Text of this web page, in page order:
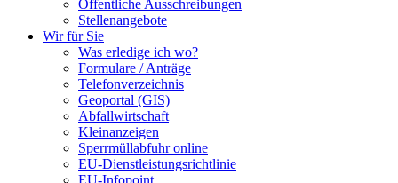
Öffentliche Ausschreibungen
Stellenangebote
Wir für Sie
Was erledige ich wo?
Formulare / Anträge
Telefonverzeichnis
Geoportal (GIS)
Abfallwirtschaft
Kleinanzeigen
Sperrmüllabfuhr online
EU-Dienstleistungsrichtlinie
EU-Infopoint